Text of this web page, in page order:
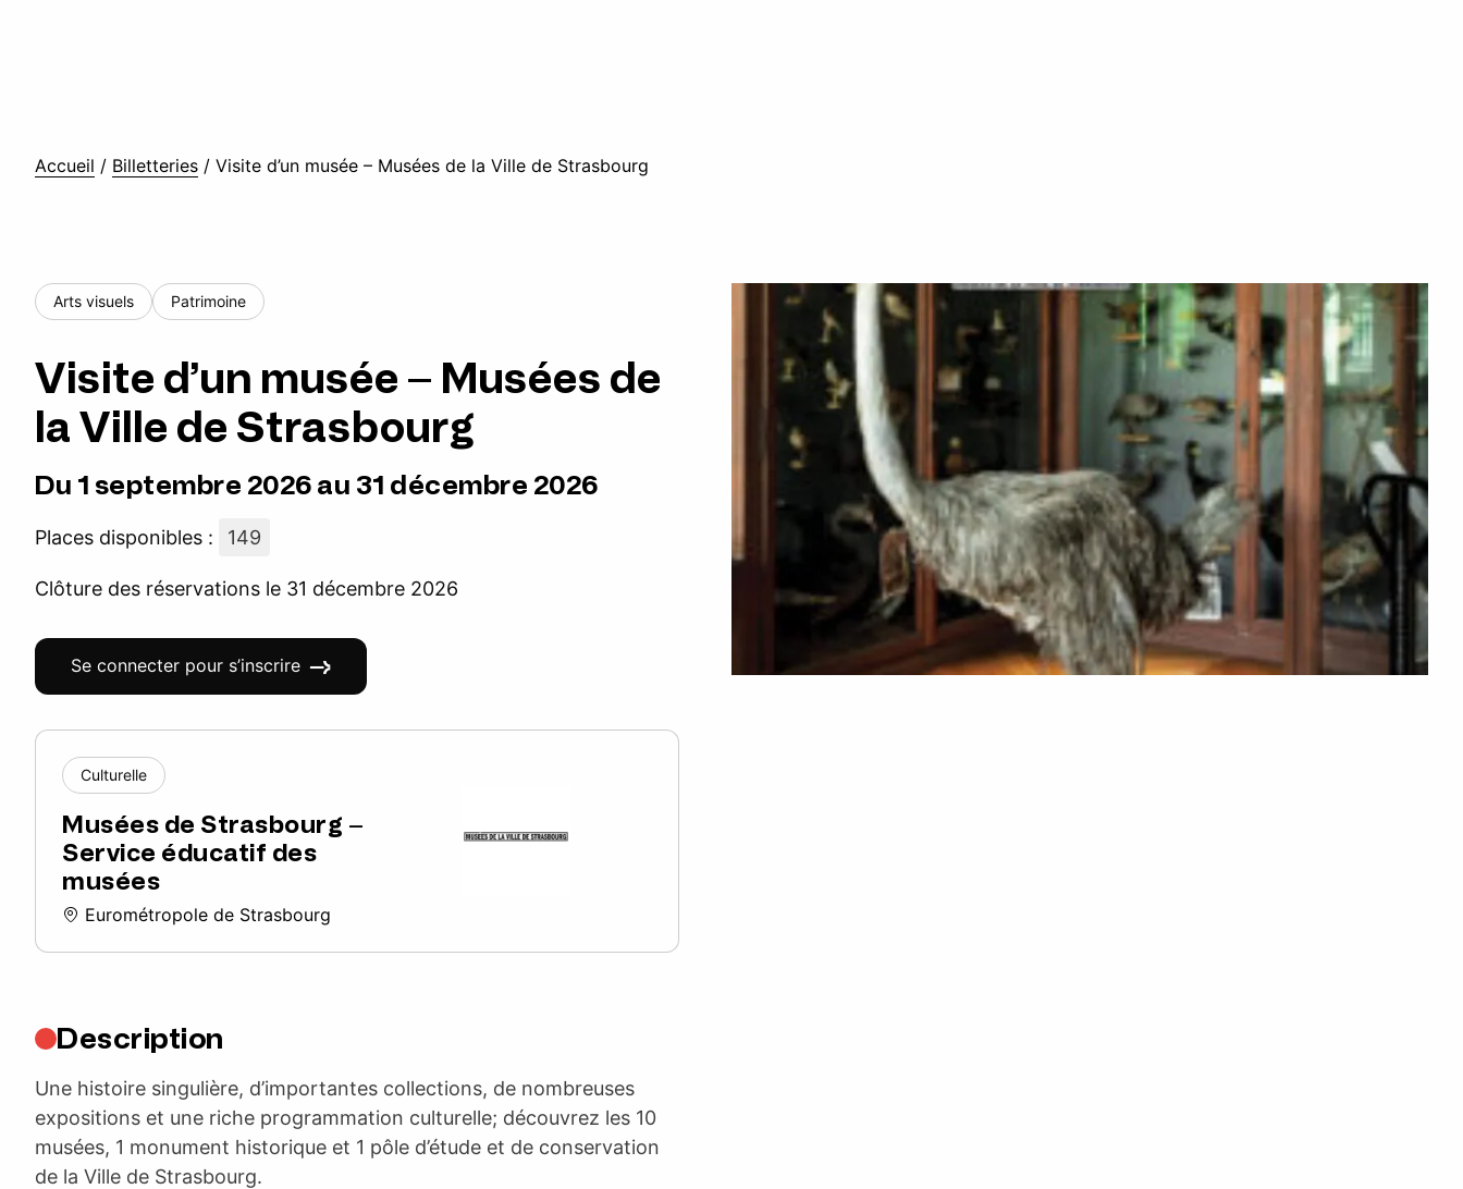
Accueil / Billetteries / Visite d’un musée – Musées de la Ville de Strasbourg
Arts visuels Patrimoine
Visite d’un musée – Musées de
la Ville de Strasbourg
Du 1 septembre 2026 au 31 décembre 2026
Places disponibles : 149
Clôture des réservations le 31 décembre 2026
Se connecter pour s’inscrire
Culturelle
Musées de Strasbourg –
Service éducatif des
musées
Eurométropole de Strasbourg
Description
Une histoire singulière, d’importantes collections, de nombreuses
expositions et une riche programmation culturelle; découvrez les 10
musées, 1 monument historique et 1 pôle d’étude et de conservation
de la Ville de Strasbourg.